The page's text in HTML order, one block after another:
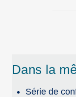
Dans la
Série de